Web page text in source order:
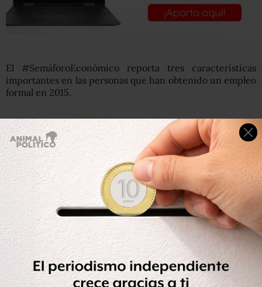
El #SemáforoEconómico reporta tres características
importantes en las personas que han obtenido un empleo
formal en 2015.
1)Están concentrados en las manufacturas con el 26.7%,
y en servicios personales y para empresas con 23.4%
Sin embargo en el último año, aumentó la concentración
de los trabajadores formales en la industria de la
construcción, que pasó de concentrar el 8.3% de los
trabajadores formales al 8.7%.